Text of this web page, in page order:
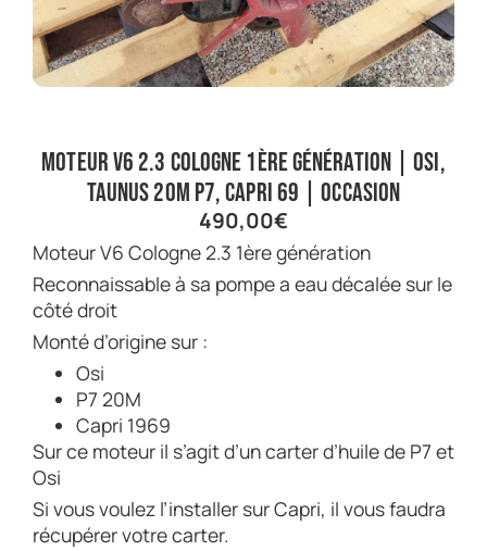
Moteur V6 2.3 Cologne 1ère génération | OSI,
Taunus 20M P7, Capri 69 | Occasion
490,00€
Moteur V6 Cologne 2.3 1ère génération
Reconnaissable à sa pompe a eau décalée sur le
côté droit
Monté d’origine sur :
Osi
P7 20M
Capri 1969
Sur ce moteur il s’agit d’un carter d’huile de P7 et
Osi
Si vous voulez l’installer sur Capri, il vous faudra
récupérer votre carter.